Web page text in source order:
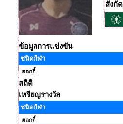
สังกัด
ข้อมูลการแข่งขัน
ชนิดกีฬา
ฮอกกี้
สถิติ
เหรียญรางวัล
ชนิดกีฬา
ฮอกกี้